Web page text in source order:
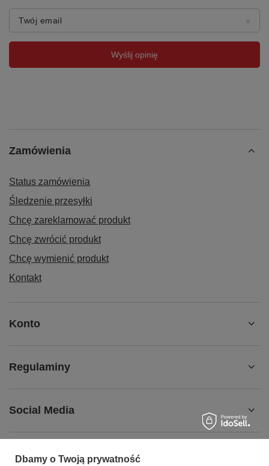
Twój email
Wyślij opinię
Zamówienia
Status zamówienia
Śledzenie przesyłki
Chcę zareklamować produkt
Chcę zwrócić produkt
Chcę wymienić produkt
Kontakt
Konto
Regulaminy
Social Media
Dbamy o Twoją prywatność